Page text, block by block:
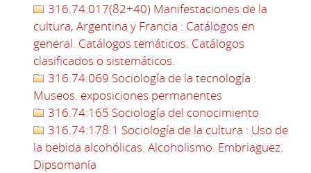
316.74:017(82+40) Manifestaciones de la
cultura, Argentina y Francia : Catálogos en
general. Catálogos temáticos. Catálogos
clasificados o sistemáticos.
316.74:069 Sociología de la tecnología :
Museos. exposiciones permanentes
316.74:165 Sociología del conocimiento
316.74:178.1 Sociología de la cultura : Uso de
la bebida alcohólicas. Alcoholismo. Embriaguez.
Dipsomanía